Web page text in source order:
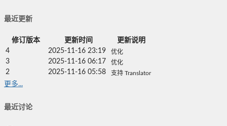
最近更新
修订版本 更新时间
更新说明
4
2025-11-16 23:19 优化
3 2025-11-16 06:17 优化
2 2025-11-16 05:58 支持 Translator
更多...
最近讨论